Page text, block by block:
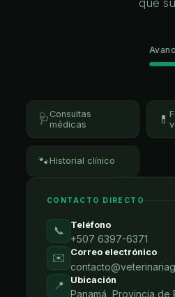
que
🩺 Consultas
médicas
💊
🐾Historial clínico
CONTACTO DIRECTO
📞 Teléfono
+507 6397-6371
✉️ Correo electrónico
📍 Ubicación
Panamá, Provincia de